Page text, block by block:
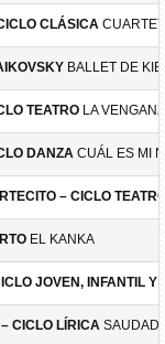
CLÁSICA
BALLET DE
TEATRO LA
DANZA CUÁL ES MI
– CICLO
EL KANKA
JOVEN, INFANTIL Y
CICLO LÍRICA